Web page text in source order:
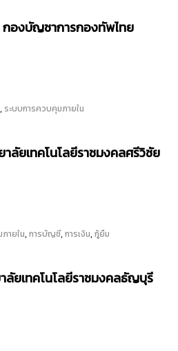
กองบัญชาการกองทัพไทย
, ระบบการควบคุมภายใน
ลัยเทคโนโลยีราชมงคลศรีวิชัย
ายใน,การบัญชี,การเงิน,กู้ยืม
ลัยเทคโนโลยีราชมงคลธัญบุรี